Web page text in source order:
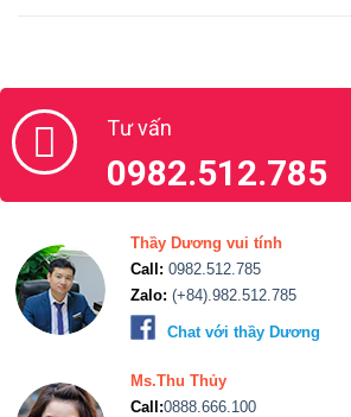
Tư vấn
0982.512.785
Thầy Dương vui tính
Call: 0982.512.785
Zalo: (+84).982.512.785
Chat với thầy Dương
Ms.Thu Thủy
Call:0888.666.100